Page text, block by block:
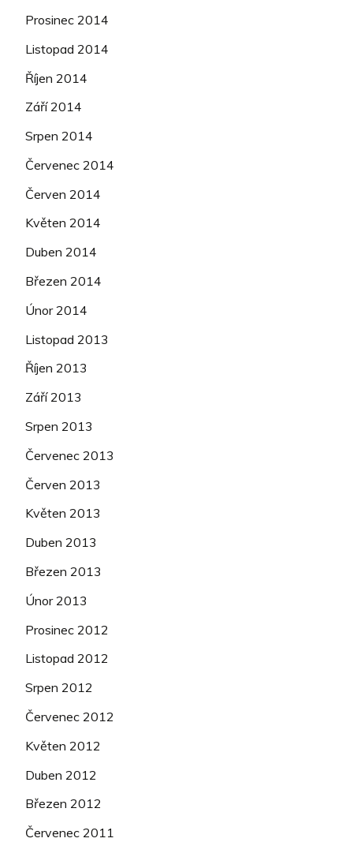
Prosinec 2014
Listopad 2014
Říjen 2014
Září 2014
Srpen 2014
Červenec 2014
Červen 2014
Květen 2014
Duben 2014
Březen 2014
Únor 2014
Listopad 2013
Říjen 2013
Září 2013
Srpen 2013
Červenec 2013
Červen 2013
Květen 2013
Duben 2013
Březen 2013
Únor 2013
Prosinec 2012
Listopad 2012
Srpen 2012
Červenec 2012
Květen 2012
Duben 2012
Březen 2012
Červenec 2011